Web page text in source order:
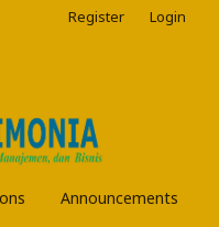
Announcements
Register Login